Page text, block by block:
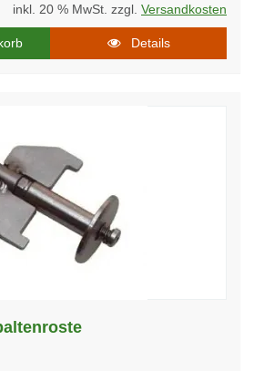
inkl. 20 % MwSt. zzgl. Versandkosten
Details